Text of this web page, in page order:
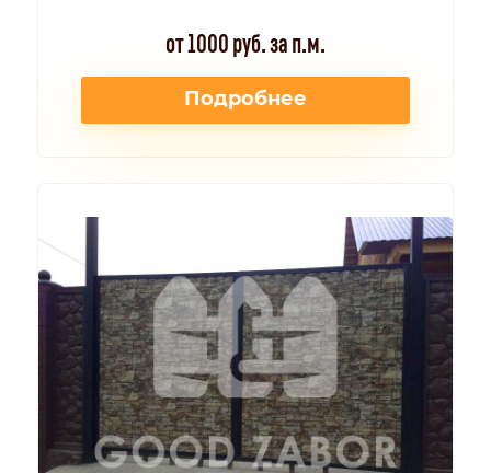
от 1000 руб. за п.м.
Подробнее